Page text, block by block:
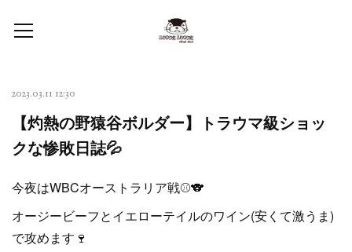
2023.03.11 12:30
【灼熱の野猿谷ボルダー】トラウマ級ショッ
クな惨敗日誌💦
今夜はWBCオーストラリア戦⚾🐨
オージービーフとイエローテイルのワイン(安くて激うま)
で攻めます🍷